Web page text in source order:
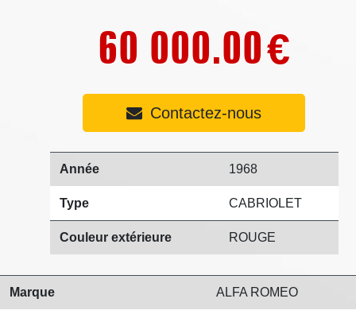
60 000.00€
Contactez-nous
Année 1968
Type CABRIOLET
Couleur extérieure ROUGE
Marque ALFA ROMEO